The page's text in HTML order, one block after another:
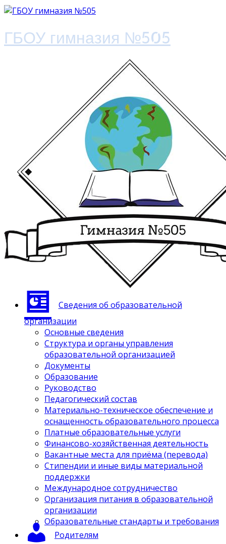
ГБОУ гимназия №505
Сведения об образовательной
организации
Основные сведения
Структура и органы управления
образовательной организацией
Документы
Образование
Руководство
Педагогический состав
Материально-техническое обеспечение и
оснащенность образовательного процесса
Платные образовательные услуги
Финансово-хозяйственная деятельность
Вакантные места для приёма (перевода)
Стипендии и иные виды материальной
поддержки
Международное сотрудничество
Организация питания в образовательной
организации
Образовательные стандарты и требования
Родителям